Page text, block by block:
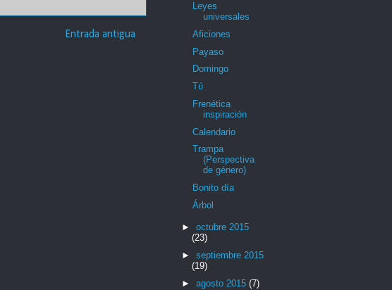
Entrada antigua
Leyes
universales
Aficiones
Payaso
Domingo
Tú
Frenética
inspiración
Calendario
Trampa
(Perspectiva
de género)
Bonito día
Árbol
► octubre 2015
(23)
► septiembre 2015
(19)
► agosto 2015 (7)